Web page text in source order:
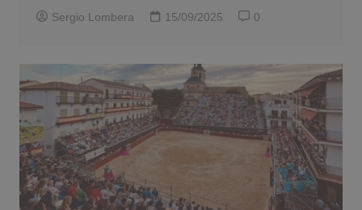
Sergio Lombera 15/09/2025 0